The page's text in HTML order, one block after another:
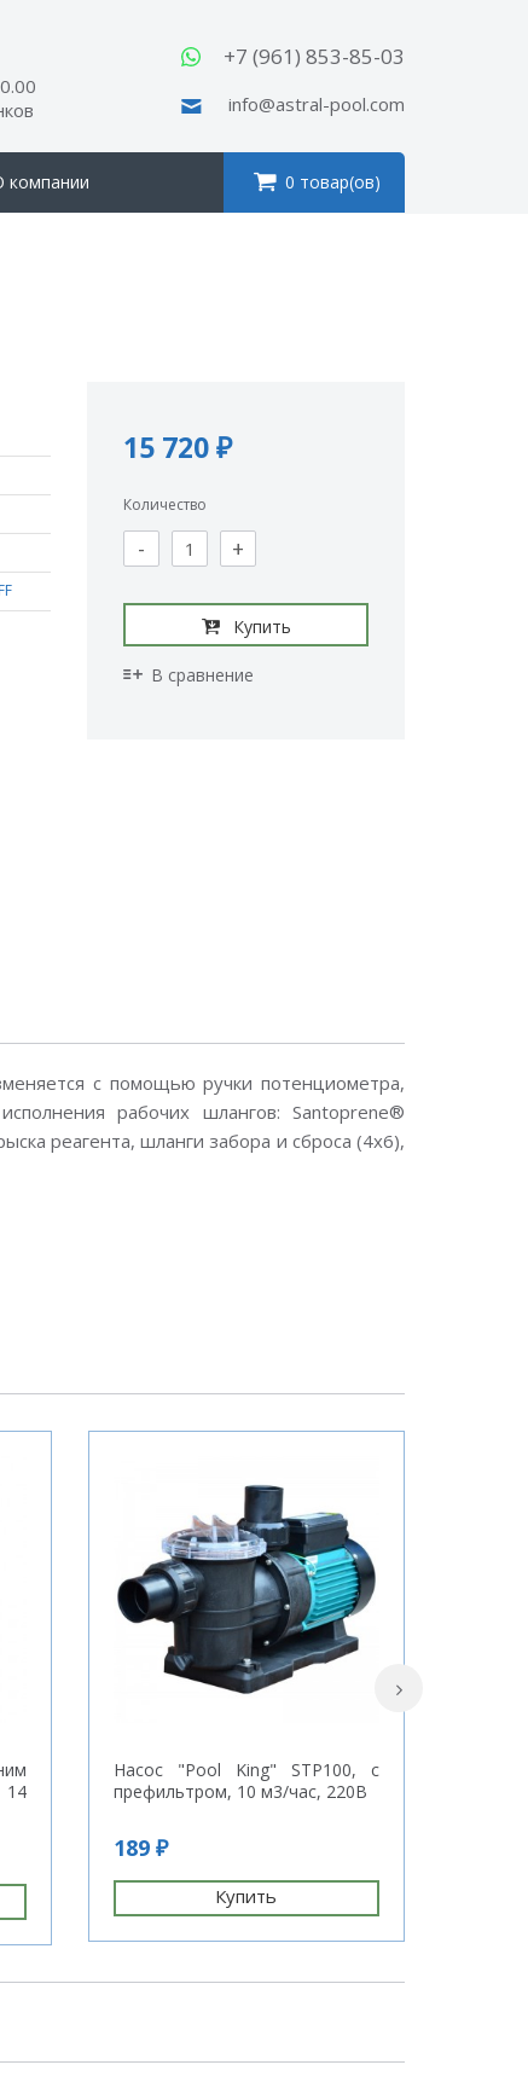
+7 (961) 853-85-03
info@astral-pool.com
компании 0 товар(ов)
15 720 ₽
Количество
- +
Купить
В сравнение
с помощью ручки потенциометра,
рабочих шлангов: Santoprene®
реагента, шланги забора и сброса (4x6),
14
Насос "Pool King" STP100, с
префильтром, 10 м3/час, 220В
189 ₽
Купить